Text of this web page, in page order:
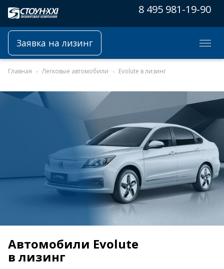
8 495 981-19-90
Заявка на лизинг
Главная Легковые автомобили Evolute в лизинг
Автомобили Evolute
в лизинг